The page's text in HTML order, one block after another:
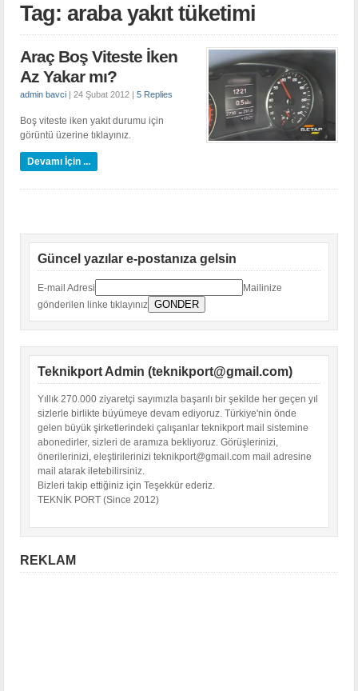
Tag: araba yakıt tüketimi
Araç Boş Viteste İken
Az Yakar mı?
admin bavci |24 Şubat 2012 |5 Replies
Boş viteste iken yakıt durumu için
görüntü üzerine tıklayınız.
Devamı İçin ...
Güncel yazılar e-postanıza gelsin
E-mail Adresi
Mailinize
gönderilen linke tıklayınız
Teknikport Admin (teknikport@gmail.com)
Yıllık 270.000 ziyaretçi sayımızla başarılı bir şekilde her geçen yıl
sizlerle birlikte büyümeye devam ediyoruz. Türkiye'nin önde
gelen büyük şirketlerindeki çalışanlar teknikport mail sistemine
abonedirler, sizleri de aramıza bekliyoruz. Görüşlerinizi,
önerilerinizi, eleştirilerinizi teknikport@gmail.com mail adresine
mail atarak iletebilirsiniz.
Bizleri takip ettiğiniz için Teşekkür ederiz.
TEKNİK PORT (Since 2012)
REKLAM